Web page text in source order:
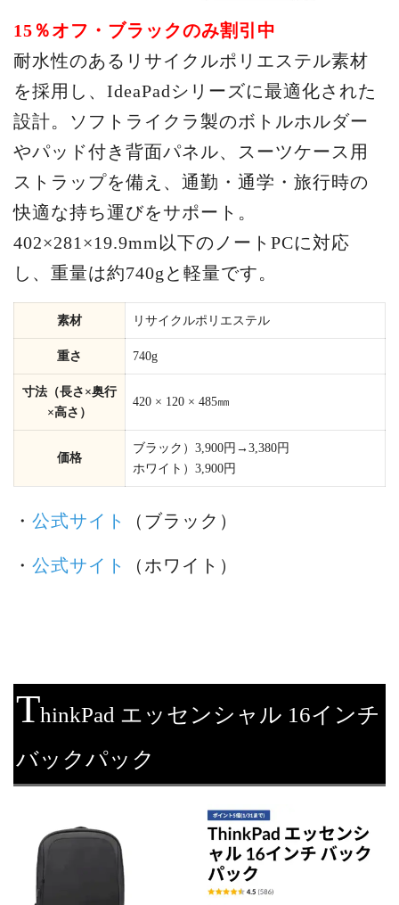
15％オフ・ブラックのみ割引中
耐水性のあるリサイクルポリエステル素材
を採用し、IdeaPadシリーズに最適化された
設計。ソフトライクラ製のボトルホルダー
やパッド付き背面パネル、スーツケース用
ストラップを備え、通勤・通学・旅行時の
快適な持ち運びをサポート。
402×281×19.9mm以下のノートPCに対応
し、重量は約740gと軽量です。
素材 リサイクルポリエステル
重さ 740g
寸法（長さ×奥行
×高さ）
420 × 120 × 485㎜
価格
ブラック）3,900円→3,380円
ホワイト）3,900円
・ 公式サイト （ブラック）
・ 公式サイト （ホワイト）
ThinkPad エッセンシャル 16インチ
バックパック